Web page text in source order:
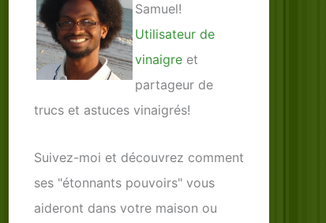
Samuel!
Utilisateur de
vinaigre et
partageur de
trucs et astuces vinaigrés!
Suivez-moi et découvrez comment
ses "étonnants pouvoirs" vous
aideront dans votre maison ou